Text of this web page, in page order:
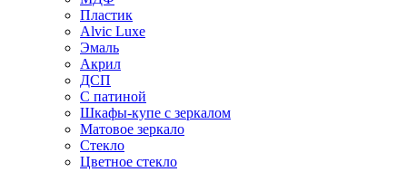
Пластик
Alvic Luxe
Эмаль
Акрил
ДСП
С патиной
Шкафы-купе с зеркалом
Матовое зеркало
Стекло
Цветное стекло